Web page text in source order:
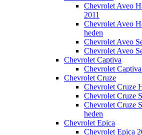
Chevrolet Aveo
2011
Chevrolet Aveo
heden
Chevrolet Aveo
Chevrolet Aveo
Chevrolet Captiva
Chevrolet
Chevrolet Cruze
Chevrolet Cruze
Chevrolet Cruze
Chevrolet Cruze
heden
Chevrolet Epica
Chevrolet Epica